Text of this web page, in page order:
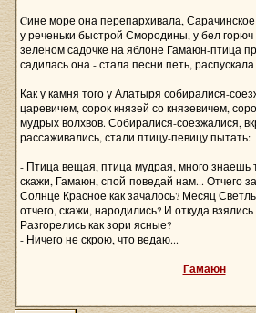
Cине море она перепархивала,
у реченьки быстрой Смородины, у бел
зеленом садочке на яблоне Гамаюн-птица
садилась она - стала песни петь,
Как у камня того у Алатыря собиралися-
царевичем, сорок князей со князевичем,
мудрых волхвов. Собиралися-соезжалися,
рассаживались, стали птицу-певицу пытать:
- Птица вещая, птица мудрая, много знаешь
скажи, Гамаюн, спой-поведай нам... Отчего
Солнце Красное как зачалось? Месяц
отчего, скажи, народились? И откуда
Разгорелись как зори ясные?
- Ничего не скрою, что ведаю...
Гамаюн